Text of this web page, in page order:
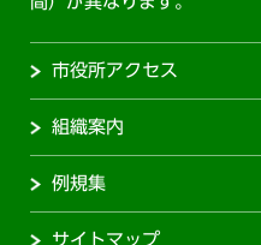
市役所アクセス
組織案内
例規集
サイトマップ